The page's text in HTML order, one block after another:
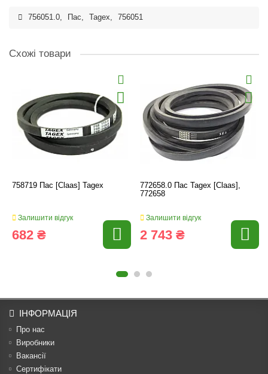
756051.0, Пас, Tagex, 756051
Схожі товари
758719 Пас [Claas] Tagex
Залишити відгук
682 ₴
772658.0 Пас Tagex [Claas],
772658
Залишити відгук
2 743 ₴
ІНФОРМАЦІЯ
Про нас
Виробники
Вакансії
Сертифікати